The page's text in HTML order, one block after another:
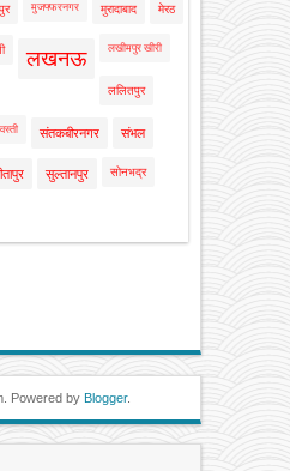
मुजफ्फरनगर मुरादाबाद मेरठ
लखनऊ लखीमपुर खीरी
ललितपुर
संतकबीरनगर संभल
सुल्तानपुर सोनभद्र
Powered by Blogger.